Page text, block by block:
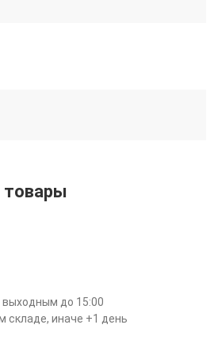
выходным до 15:00
складе, иначе +1 день